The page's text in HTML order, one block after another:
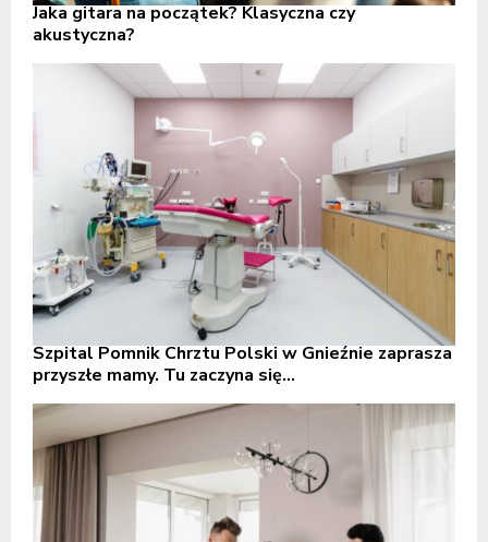
Jaka gitara na początek? Klasyczna czy
akustyczna?
Szpital Pomnik Chrztu Polski w Gnieźnie zaprasza
przyszłe mamy. Tu zaczyna się...